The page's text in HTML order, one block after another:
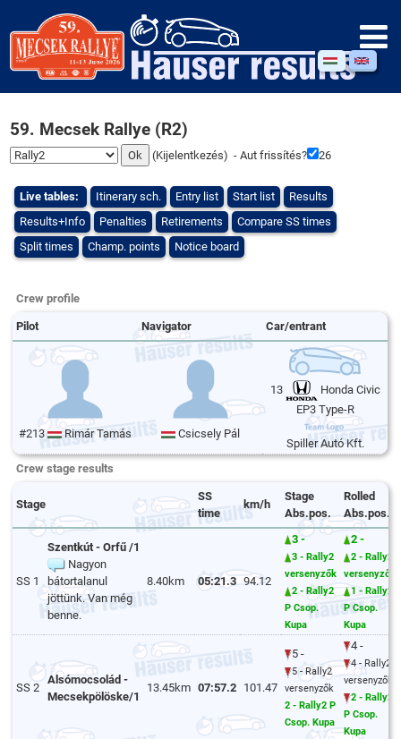
59. Mecsek Rallye (R2)
(Kijelentkezés) - Aut frissítés? 26
Live tables: Itinerary sch. Entry list Start list
Results
Results+Info
Penalties Retirements
Compare SS times
Split times
Champ. points Notice board
Crew profile
Pilot Navigator Car/entrant
#213 Rimár Tamás Csicsely Pál
13
Honda Civic
EP3 Type-R
Spiller Autó Kft.
Crew stage results
Stage
SS
time
km/h
Stage
Abs.pos.
Rolled
Abs.pos.
SS 1
Szentkút - Orfű /1
Nagyon
bátortalanul
jöttünk. Van még
benne.
8.40km 05:21.3 94.12
3 -
3 - Rally2
versenyzők
2 - Rally2
P Csop.
Kupa
2 -
2 - Rally2
versenyzők
1 - Rally2
P Csop.
Kupa
SS 2
Alsómocsolád -
Mecsekpölöske/1
13.45km 07:57.2 101.47
5 -
5 - Rally2
versenyzők
2 - Rally2 P
Csop. Kupa
4 -
4 - Rally2
versenyzők
2 - Rally2
P Csop.
Kupa